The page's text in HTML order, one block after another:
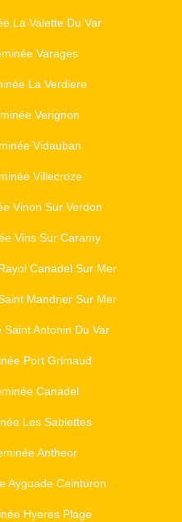
La Valette Du Var
Varages
La Verdiere
Verignon
Vidauban
Villecroze
Vinon Sur Verdon
Vins Sur Caramy
Canadel Sur Mer
Mandrier Sur Mer
Antonin Du Var
Port Grimaud
Canadel
Les Sablettes
Antheor
Ayguade Ceinturon
Hyeres Plage